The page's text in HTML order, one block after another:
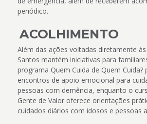
periódico.
ACOLHIMENTO
Além das ações voltadas diretamente
Santos mantém iniciativas para
programa Quem Cuida de Quem Cuida?
encontros de apoio emocional para
pessoas com demência, enquanto o
Gente de Valor oferece orientações
cuidados diários com idosos e pessoas